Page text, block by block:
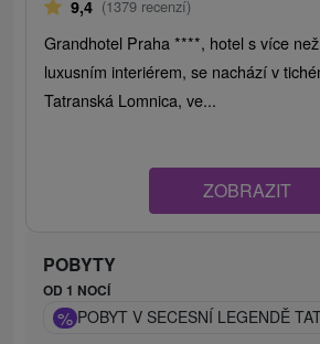
9,4 (1379 recenzí)
Grandhotel Praha ****, hotel s více
luxusním interiérem, se nachází v
Tatranská Lomnica, ve...
ZOBRAZIT
POBYTY
OD 1 NOCÍ
% POBYT V SECESNÍ LEGENDĚ